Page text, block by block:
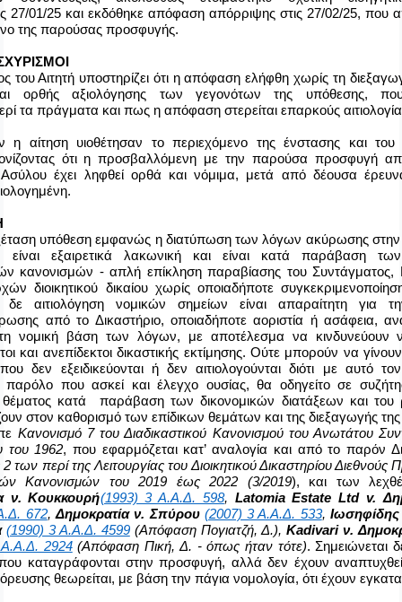
27/01/25 και εκδόθηκε απόφαση απόρριψης στις 27/02/25, που
της παρούσας προσφυγής.
του Αιτητή υποστηρίζει ότι η απόφαση ελήφθη χωρίς τη
ορθής αξιολόγησης των γεγονότων της υπόθεσης,
τα πράγματα και πως η απόφαση στερείται επαρκούς
αίτηση υιοθέτησαν το περιεχόμενο της ένστασης και του
ότι η προσβαλλόμενη με την παρούσα προσφυγή
έχει ληφθεί ορθά και νόμιμα, μετά από δέουσα
υπόθεση εμφανώς η διατύπωση των λόγων ακύρωσης
είναι εξαιρετικά λακωνική και είναι κατά παράβαση
κανονισμών - απλή επίκληση παραβίασης του
διοικητικού δικαίου χωρίς οποιαδήποτε
αιτιολόγηση νομικών σημείων είναι απαραίτητη για
από το Δικαστήριο, οποιαδήποτε αοριστία ή ασάφεια,
τη νομική βάση των λόγων, με αποτέλεσμα να κινδυνεύουν
και ανεπίδεκτοι δικαστικής εκτίμησης. Ούτε μπορούν να
που δεν εξειδικεύονται ή δεν αιτιολογούνται διότι με αυτό
παρόλο που ασκεί και έλεγχο ουσίας, θα οδηγείτο σε
θέματος κατά παράβαση των δικονομικών διατάξεων και
στον καθορισμό των επίδικων θεμάτων και της διεξαγωγής της
Κανονισμό 7 του Διαδικαστικού Κανονισμού του Ανωτάτου
του 1962, που εφαρμόζεται κατ’ αναλογία και από το παρόν
των περί της Λειτουργίας του Διοικητικού Δικαστηρίου Διεθνούς
Κανονισμών του 2019 έως 2022 (3/2019), και των
ν. Κουκκουρή(1993) 3 Α.Α.Δ. 598, Latomia Estate Ltd v.
672,Δημοκρατία ν. Σπύρου (2007) 3 Α.Α.Δ. 533, Ιωσηφίδης
(1990) 3 Α.Α.Δ. 4599(Απόφαση Πογιατζή, Δ.), Kadivari ν.
2924(Απόφαση Πική, Δ. - όπως ήταν τότε). Σημειώνεται
καταγράφονται στην προσφυγή, αλλά δεν έχουν
θεωρείται, με βάση την πάγια νομολογία, ότι έχουν